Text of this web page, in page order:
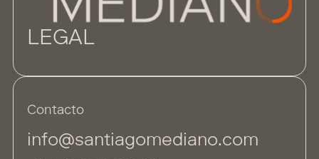
Contacto
info@santiagomediano.com
LEGAL